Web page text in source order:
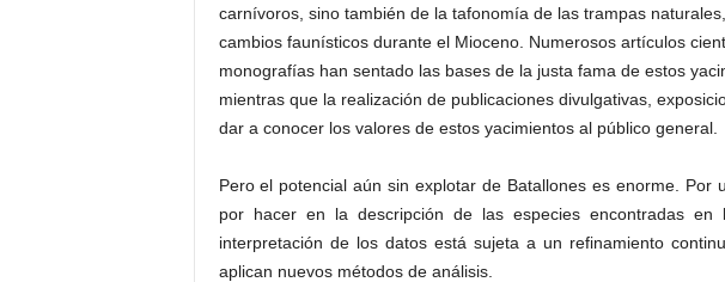
carnívoros, sino también de la tafonomía de las trampas
cambios faunísticos durante el Mioceno. Numerosos artículos
monografías han sentado las bases de la justa fama de estos
mientras que la realización de publicaciones divulgativas,
dar a conocer los valores de estos yacimientos al público general.
Pero el potencial aún sin explotar de Batallones es enorme. Por
por hacer en la descripción de las especies encontradas en
interpretación de los datos está sujeta a un refinamiento
aplican nuevos métodos de análisis.